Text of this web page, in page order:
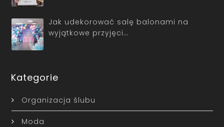
Jak udekorować salę balonami na
wyjątkowe przyjęci…
Kategorie
Organizacja ślubu
Moda